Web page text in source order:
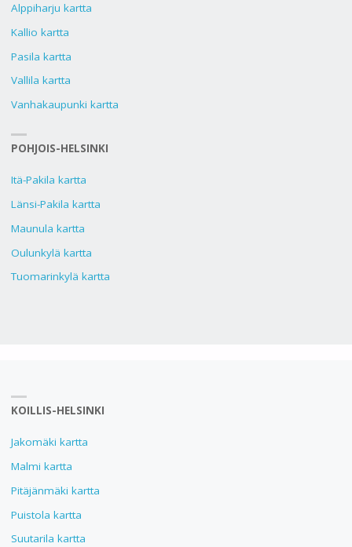
Alppiharju kartta
Kallio kartta
Pasila kartta
Vallila kartta
Vanhakaupunki kartta
POHJOIS-HELSINKI
Itä-Pakila kartta
Länsi-Pakila kartta
Maunula kartta
Oulunkylä kartta
Tuomarinkylä kartta
KOILLIS-HELSINKI
Jakomäki kartta
Malmi kartta
Pitäjänmäki kartta
Puistola kartta
Suutarila kartta